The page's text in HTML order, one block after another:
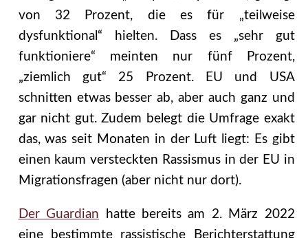
von 32 Prozent, die es für „teilweise
dysfunktional“ hielten. Dass es „sehr gut
funktioniere“ meinten nur fünf Prozent,
„ziemlich gut“ 25 Prozent. EU und USA
schnitten etwas besser ab, aber auch ganz und
gar nicht gut. Zudem belegt die Umfrage exakt
das, was seit Monaten in der Luft liegt: Es gibt
einen kaum versteckten Rassismus in der EU in
Migrationsfragen (aber nicht nur dort).
Der Guardian hatte bereits am 2. März 2022
eine bestimmte rassistische Berichterstattung